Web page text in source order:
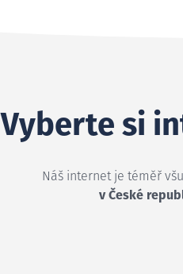
Vyberte si
Náš internet je téměř
v České